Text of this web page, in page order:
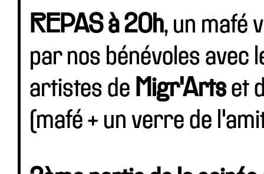
REPAS à 20h, un mafé
par nos bénévoles avec
artistes de Migr'Artset
(mafé + un verre de